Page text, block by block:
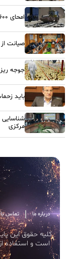
امحای ۶۰۰ دستگاه ماینر غیرمجاز در استان مرکزی
صیانت
جوجه ریزی
باید
مرکزی
درباره ما تماس با
کلیه حقوق این
است و استفاده